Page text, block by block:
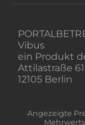
Vibus
ein Produkt
Attilastraße
12105 Berlin
Angezeigte